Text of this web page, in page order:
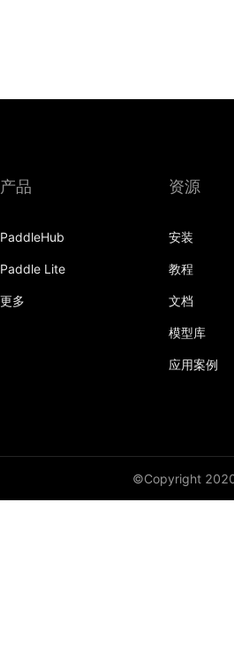
产品
PaddleHub
Paddle Lite
更多
资源
安装
教程
文档
模型库
应用案例
©Copyright